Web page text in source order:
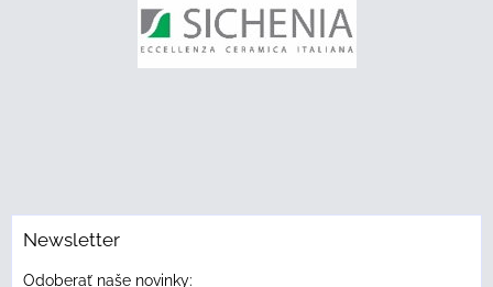
Newsletter
Odoberať naše novinky: